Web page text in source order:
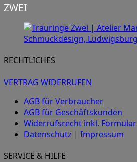
ZWEI
RECHTLICHES
VERTRAG WIDERRUFEN
AGB für Verbraucher
AGB für Geschäftskunden
Widerrufsrecht inkl. Formular
Datenschutz | Impressum
SERVICE & HILFE